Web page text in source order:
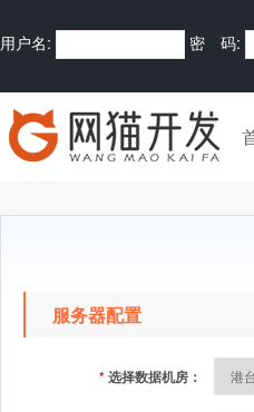
用户名: 密 码:
服务器配置
*选择数据机房：